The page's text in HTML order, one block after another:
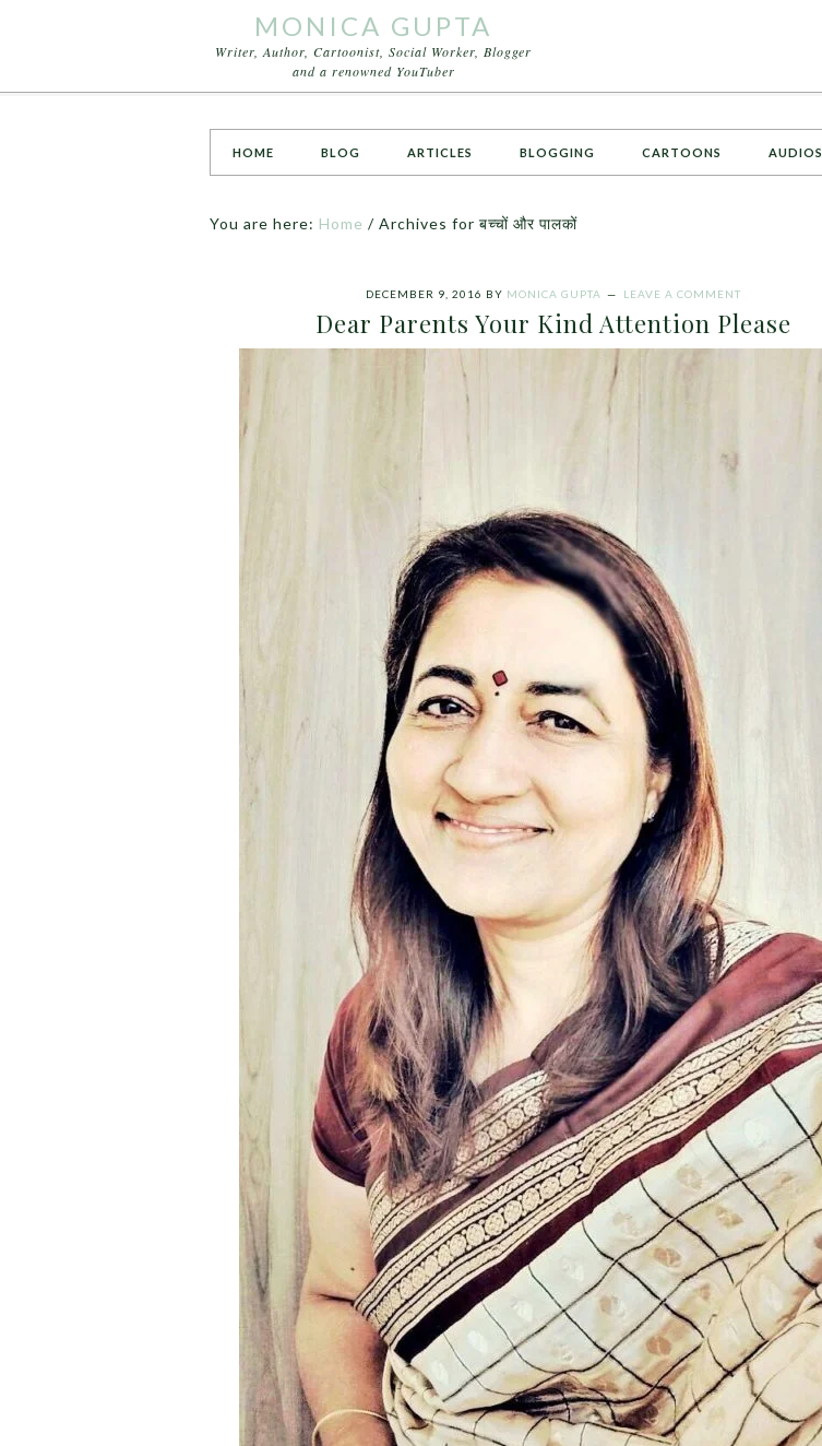
MONICA GUPTA
Writer, Author, Cartoonist, Social Worker, Blogger
and a renowned YouTuber
HOME BLOG ARTICLES BLOGGING CARTOONS AUDIOS
You are here: Home / Archives for बच्चों और पालकों
DECEMBER 9, 2016 BY MONICA GUPTA LEAVE A COMMENT
Dear Parents Your Kind Attention Please